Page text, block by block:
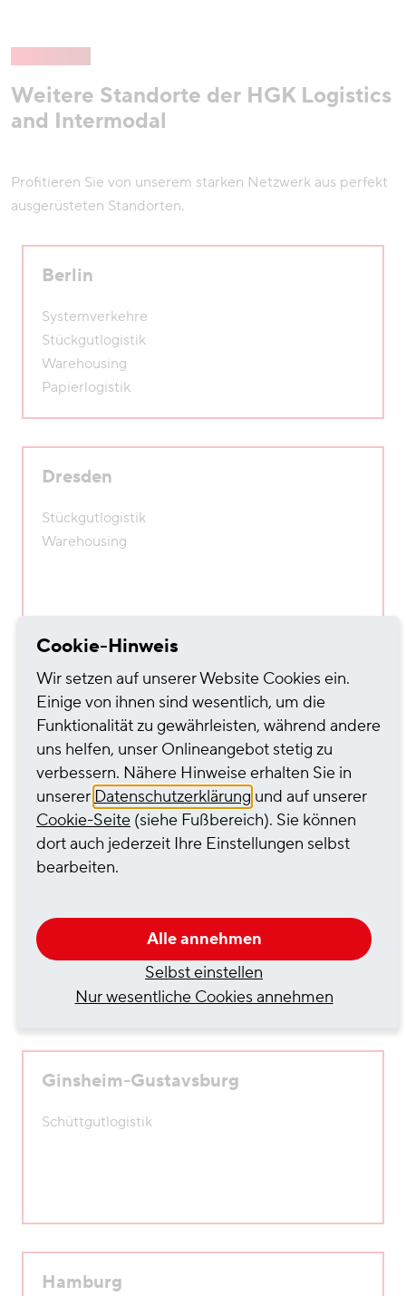
Weitere Standorte der HGK Logistics
and Intermodal
Profitieren Sie von unserem starken Netzwerk aus perfekt
ausgerüsteten Standorten.
Berlin
Systemverkehre
Stückgutlogistik
Warehousing
Papierlogistik
Dresden
Stückgutlogistik
Warehousing
Düsseldorf
Stückgutlogistik
Warehousing
Containerlogistik
Duisburg
Containerlogistik
Schüttgutlogistik
Ginsheim-Gustavsburg
Schüttgutlogistik
Hamburg
Cookie-Hinweis
Wir setzen auf unserer Website Cookies ein.
Einige von ihnen sind wesentlich, um die
Funktionalität zu gewährleisten, während andere
uns helfen, unser Onlineangebot stetig zu
verbessern. Nähere Hinweise erhalten Sie in
unserer Datenschutzerklärung und auf unserer
Cookie-Seite (siehe Fußbereich). Sie können
dort auch jederzeit Ihre Einstellungen selbst
bearbeiten.
Alle annehmen
Selbst einstellen
Nur wesentliche Cookies annehmen